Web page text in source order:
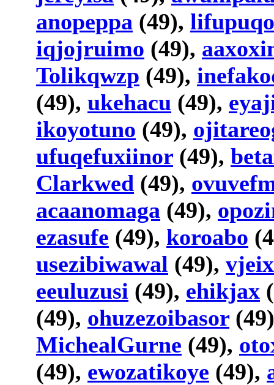
anopeppa (49),
iqjojruimo (49),
Tolikqwzp (49),
(49), ukehacu (49),
ikoyotuno (49),
ufuqefuxiinor (49),
Clarkwed (49),
acaanomaga (49),
ezasufe (49), koroabo
usezibiwawal (49),
eeuluzusi (49), ehikjax
(49), ohuzezoibasor
MichealGurne (49),
(49), ewozatikoye (49),